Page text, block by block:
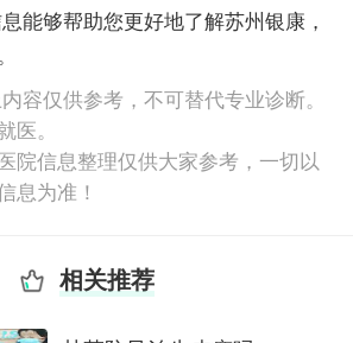
能够帮助您更好地了解苏州银康，
容仅供参考，不可替代专业诊断。
医。
院信息整理仅供大家参考，一切以
息为准！
相关推荐